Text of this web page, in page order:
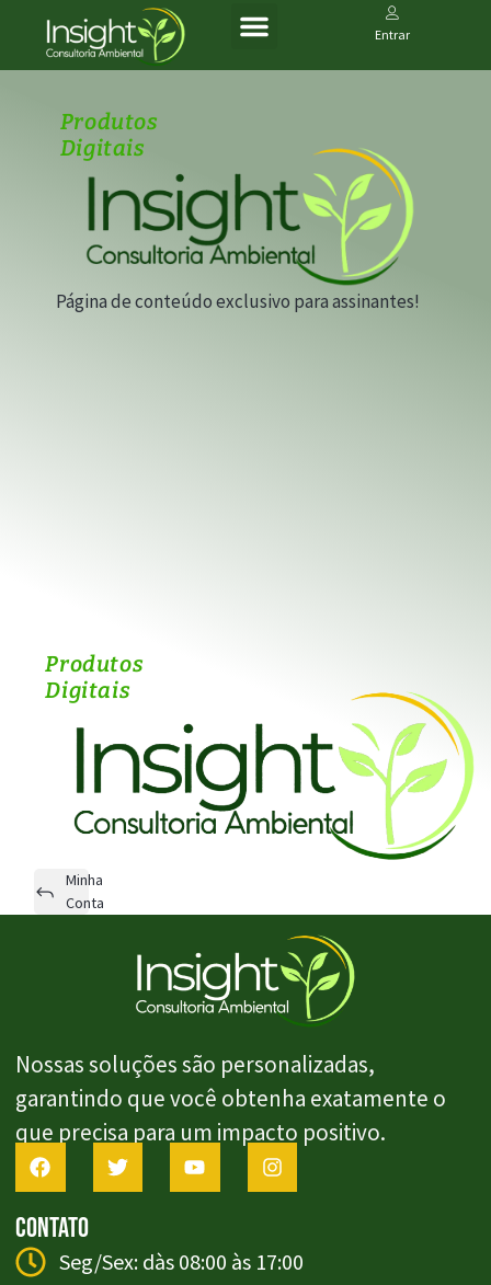
Entrar
Produtos
Digitais
Página de conteúdo exclusivo para assinantes!
Produtos
Digitais
Minha
Conta
Nossas soluções são personalizadas,
garantindo que você obtenha exatamente o
que precisa para um impacto positivo.
Contato
Seg/Sex: dàs 08:00 às 17:00